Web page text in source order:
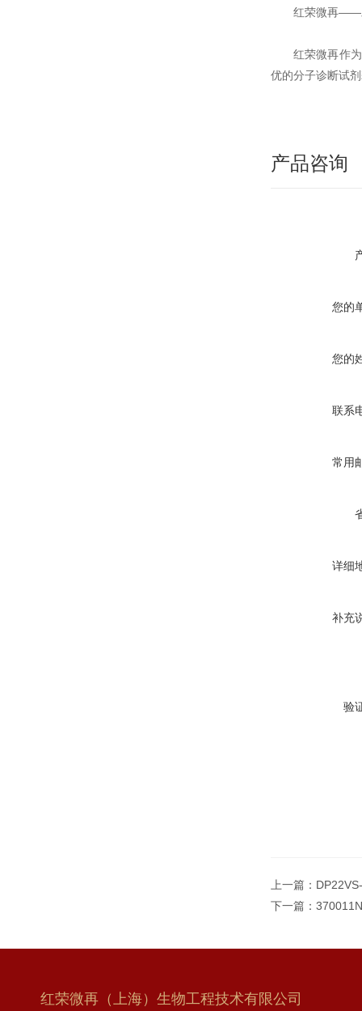
红荣微再——
红荣微再作
优的分子诊断试
产品咨询
您的
您的
联系
常用
详细
补充
验
上一篇：
下一篇：
红荣微再（上海）生物工程技术有限公司